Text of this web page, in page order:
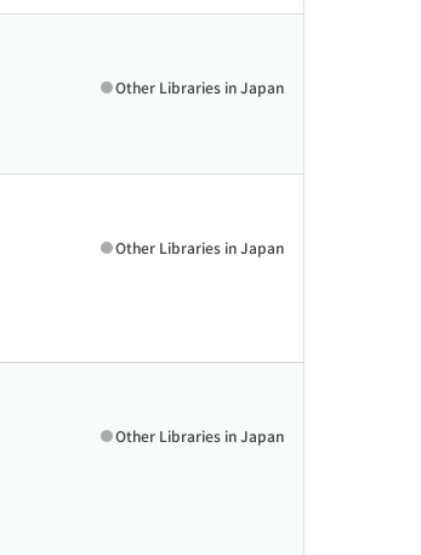
Other Libraries in Japan
Other Libraries in Japan
Other Libraries in Japan